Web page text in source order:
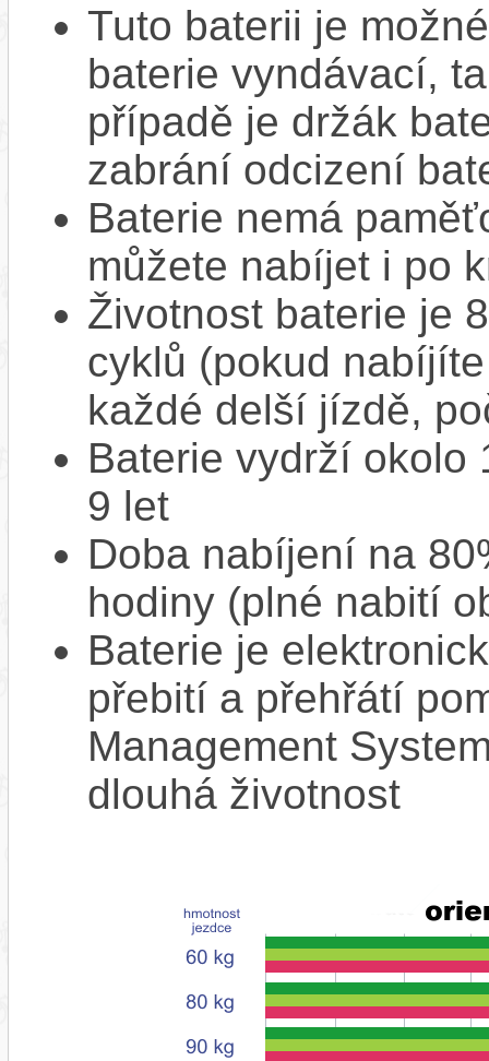
Tuto baterii je
baterie vyndávací,
případě je držák
zabrání odcizení
Baterie nemá
můžete nabíjet i po
Životnost baterie je
cyklů (pokud
každé delší jízdě,
Baterie vydrží okolo
9 let
Doba nabíjení na
hodiny (plné nabití
Baterie je
přebití a přehřátí
Management
dlouhá životnost